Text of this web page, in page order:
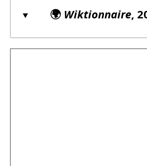
🌍 Wiktionnaire,